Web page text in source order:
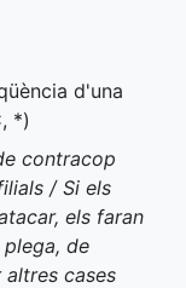
d'una
, *)
contracop
/ Si els
els faran
de
cases